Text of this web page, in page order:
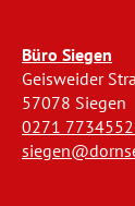
Büro Siegen
Geisweider
57078 Siegen
0271